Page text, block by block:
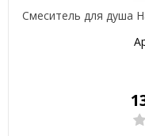
Смеситель для душа